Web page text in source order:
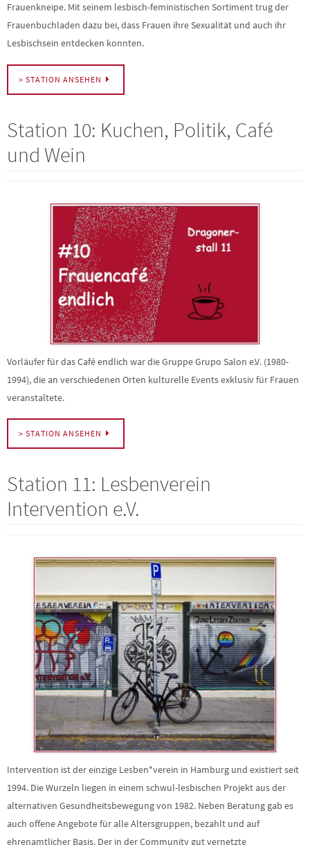
Frauenkneipe. Mit seinem lesbisch-feministischen Sortiment trug der
Frauenbuchladen dazu bei, dass Frauen ihre Sexualität und auch ihr
Lesbischsein entdecken konnten.
> STATION ANSEHEN
Station 10: Kuchen, Politik, Café
und Wein
Vorläufer für das Café endlich war die Gruppe Grupo Salon e.V. (1980-
1994), die an verschiedenen Orten kulturelle Events exklusiv für Frauen
veranstaltete.
> STATION ANSEHEN
Station 11: Lesbenverein
Intervention e.V.
Intervention ist der einzige Lesben*verein in Hamburg und existiert seit
1994. Die Wurzeln liegen in einem schwul-lesbischen Projekt aus der
alternativen Gesundheitsbewegung von 1982. Neben Beratung gab es
auch offene Angebote für alle Altersgruppen, bezahlt und auf
ehrenamtlicher Basis. Der in der Community gut vernetzte